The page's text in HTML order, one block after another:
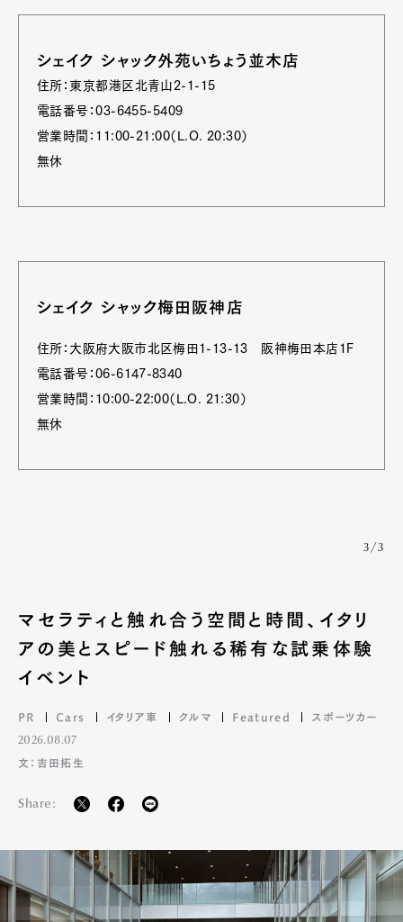
シェイク シャック外苑いちょう並木店
住所：東京都港区北青山2-1-15
電話番号：03-6455-5409
営業時間：11:00-21:00（L.O. 20:30）
無休
シェイク シャック梅田阪神店
住所：大阪府大阪市北区梅田1-13-13 阪神梅田本店1F
電話番号：06-6147-8340
営業時間：10:00-22:00（L.O. 21:30）
無休
3/3
マセラティと触れ合う空間と時間、イタリ
アの美とスピード触れる稀有な試乗体験
イベント
PR Cars イタリア車 クルマ Featured スポーツカー
2026.08.07
文：吉田拓生
Share: